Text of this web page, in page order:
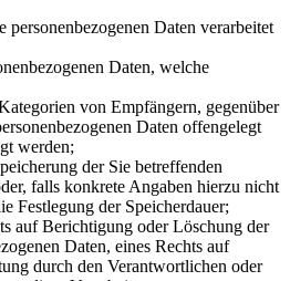
Daten verarbeitet
Daten, welche
von Empfängern, gegenüber
Daten offengelegt
werden;
der Sie betreffenden
falls konkrete Angaben hierzu nicht
Festlegung der Speicherdauer;
auf Berichtigung oder Löschung der
Daten, eines Rechts auf
durch den Verantwortlichen oder